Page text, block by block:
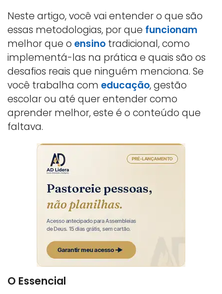
Neste artigo, você vai entender o que são
essas metodologias, por que funcionam
melhor que o ensino tradicional, como
implementá-las na prática e quais são os
desafios reais que ninguém menciona. Se
você trabalha com educação, gestão
escolar ou até quer entender como
aprender melhor, este é o conteúdo que
faltava.
O Essencial